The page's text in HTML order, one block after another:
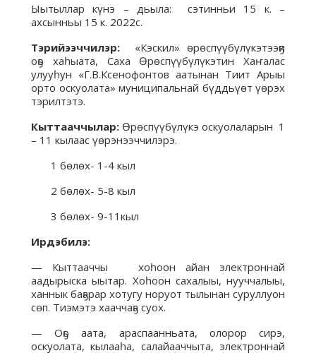
Ыытыллар күнэ – дьыла: сэтинньи 15 к. –
ахсынньы 15 к. 2022с.
Тэрийээччилэр: «Кэскил» өрөспүүбүлүкэтээҕи
оҕо хаһыата, Саха Өрөспүүбүлүкэтин Хаҥалас
улууһун «Г.В.Ксенофонтов аатынан Тиит Арыы
орто оскуолата» муниципальнай бүддьүөт үөрэх
тэрилтэтэ.
Кыттааччылар: Өрөспүүбүлүкэ оскуолаларын 1
– 11 кылаас үөрэнээччилэрэ.
1 бөлөх- 1-4 кыл
2 бөлөх- 5-8 кыл
3 бөлөх- 9-11кыл
Ирдэбилэ:
— Кыттааччы хоһоон айан электроннай
аадырыска ыытар. Хоһоон сахалыы, нууччалыы,
ханнык баҕарар хотугу норуот тылынан суруллуон
сөп. Тиэмэтэ хааччаҕа суох.
— Оҕо аата, араспаанньата, олорор сирэ,
оскуолата, кылааһа, салайааччыта, электроннай